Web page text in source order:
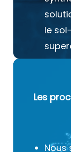
le
Les
Nous